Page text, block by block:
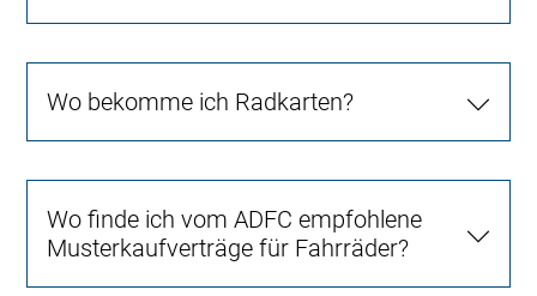
Wo bekomme ich Radkarten?
Wo finde ich vom ADFC empfohlene
Musterkaufverträge für Fahrräder?